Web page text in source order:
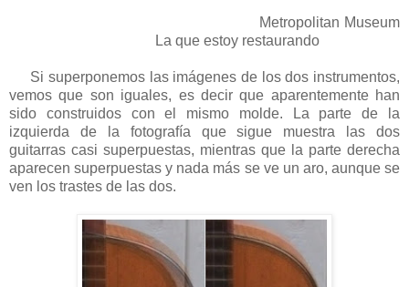
Metropolitan Museum
La que estoy restaurando
Si superponemos las imágenes de los dos instrumentos,
vemos que son iguales, es decir que aparentemente han
sido construidos con el mismo molde. La parte de la
izquierda de la fotografía que sigue muestra las dos
guitarras casi superpuestas, mientras que la parte derecha
aparecen superpuestas y nada más se ve un aro, aunque se
ven los trastes de las dos.